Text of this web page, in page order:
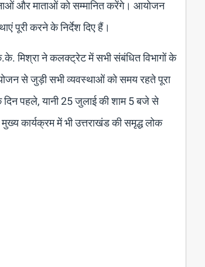
और माताओं को सम्मानित करेंगे। आयोजन
पूरी करने के निर्देश दिए हैं।
मिश्रा ने कलक्ट्रेट में सभी संबंधित विभागों के
से जुड़ी सभी व्यवस्थाओं को समय रहते पूरा
दिन पहले, यानी 25 जुलाई की शाम 5 बजे से
कार्यक्रम में भी उत्तराखंड की समृद्ध लोक